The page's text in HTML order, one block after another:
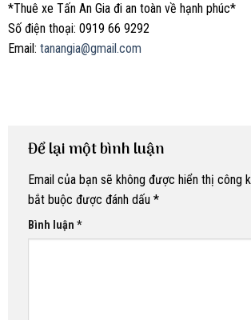
*Thuê xe Tấn An Gia đi an toàn về hạnh phúc*
Số điện thoại: 0919 66 9292
Email: tanangia@gmail.com
Để lại một bình luận
Email của bạn sẽ không được hiển thị công
bắt buộc được đánh dấu *
Bình luận *